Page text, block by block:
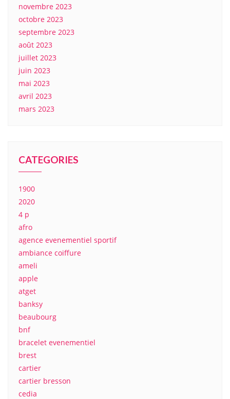
novembre 2023
octobre 2023
septembre 2023
août 2023
juillet 2023
juin 2023
mai 2023
avril 2023
mars 2023
CATEGORIES
1900
2020
4 p
afro
agence evenementiel sportif
ambiance coiffure
ameli
apple
atget
banksy
beaubourg
bnf
bracelet evenementiel
brest
cartier
cartier bresson
cedia